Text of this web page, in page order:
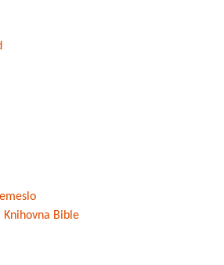
Knihovna Bible